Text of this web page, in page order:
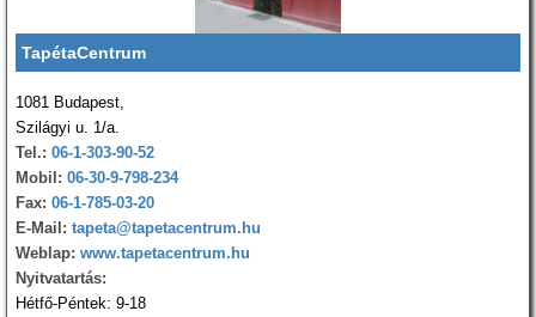
TapétaCentrum
1081 Budapest,
Szilágyi u. 1/a.
Tel.: 06-1-303-90-52
Mobil: 06-30-9-798-234
Fax: 06-1-785-03-20
E-Mail: tapeta@tapetacentrum.hu
Weblap: www.tapetacentrum.hu
Nyitvatartás:
Hétfő-Péntek: 9-18